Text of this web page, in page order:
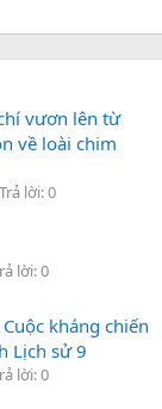
vươn lên từ
về loài chim
Trả lời: 0
lời: 0
kháng chiến
Lịch sử 9
lời: 0